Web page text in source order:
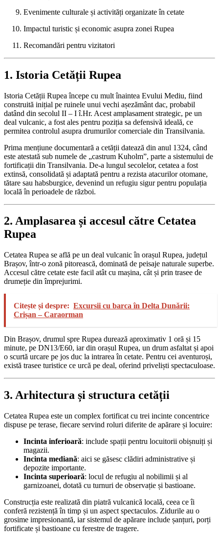
Evenimente culturale și activități organizate în cetate
Impactul turistic și economic asupra zonei Rupea
Recomandări pentru vizitatori
1. Istoria Cetății Rupea
Istoria Cetății Rupea începe cu mult înaintea Evului Mediu, fiind
construită inițial pe ruinele unui vechi așezământ dac, probabil
datând din secolul II – I î.Hr. Acest amplasament strategic, pe un
deal vulcanic, a fost ales pentru poziția sa defensivă ideală, ce
permitea controlul asupra drumurilor comerciale din Transilvania.
Prima mențiune documentară a cetății datează din anul 1324, când
este atestată sub numele de „castrum Kuholm”, parte a sistemului de
fortificații din Transilvania. De-a lungul secolelor, cetatea a fost
extinsă, consolidată și adaptată pentru a rezista atacurilor otomane,
tătare sau habsburgice, devenind un refugiu sigur pentru populația
locală în perioadele de război.
2. Amplasarea și accesul către Cetatea
Rupea
Cetatea Rupea se află pe un deal vulcanic în orașul Rupea, județul
Brașov, într-o zonă pitorească, dominată de peisaje naturale superbe.
Accesul către cetate este facil atât cu mașina, cât și prin trasee de
drumeție din împrejurimi.
Citește și despre: Excursii cu barca în Delta Dunării:
Crișan – Caraorman
Din Brașov, drumul spre Rupea durează aproximativ 1 oră și 15
minute, pe DN13/E60, iar din orașul Rupea, un drum asfaltat și apoi
o scurtă urcare pe jos duc la intrarea în cetate. Pentru cei aventuroși,
există trasee turistice ce urcă pe deal, oferind priveliști spectaculoase.
3. Arhitectura și structura cetății
Cetatea Rupea este un complex fortificat cu trei incinte concentrice
dispuse pe terase, fiecare servind roluri diferite de apărare și locuire:
Incinta inferioară: include spații pentru locuitorii obișnuiți și
magazii.
Incinta mediană: aici se găsesc clădiri administrative și
depozite importante.
Incinta superioară: locul de refugiu al nobilimii și al
garnizoanei, dotată cu turnuri de observație și bastioane.
Construcția este realizată din piatră vulcanică locală, ceea ce îi
conferă rezistență în timp și un aspect spectaculos. Zidurile au o
grosime impresionantă, iar sistemul de apărare include șanțuri, porți
fortificate și bastioane cu ferestre de tragere.